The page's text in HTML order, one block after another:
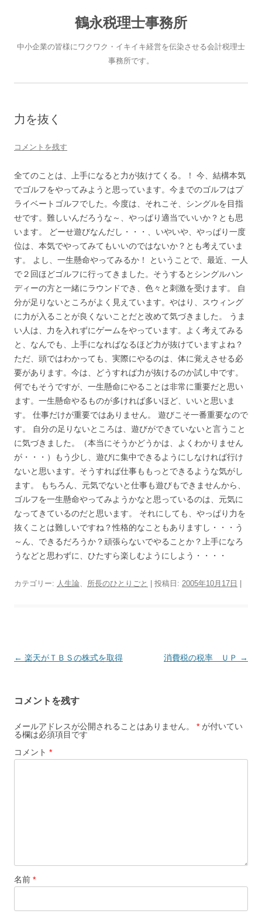
鶴永税理士事務所
中小企業の皆様にワクワク・イキイキ経営を伝染させる会計税理士
事務所です。
力を抜く
コメントを残す
全てのことは、上手になると力が抜けてくる。！ 今、結構本気
でゴルフをやってみようと思っています。今までのゴルフはプ
ライベートゴルフでした。今度は、それこそ、シングルを目指
せです。難しいんだろうな～、やっぱり適当でいいか？とも思
います。 どーせ遊びなんだし・・・、いやいや、やっぱり一度
位は、本気でやってみてもいいのではないか？とも考えていま
す。 よし、一生懸命やってみるか！ ということで、最近、一人
で２回ほどゴルフに行ってきました。そうするとシングルハン
ディーの方と一緒にラウンドでき、色々と刺激を受けます。 自
分が足りないところがよく見えています。やはり、スウィング
に力が入ることが良くないことだと改めて気づきました。 うま
い人は、力を入れずにゲームをやっています。よく考えてみる
と、なんでも、上手になればなるほど力が抜けていますよね？
ただ、頭ではわかっても、実際にやるのは、体に覚えさせる必
要があります。今は、どうすれば力が抜けるのか試し中です。
何でもそうですが、一生懸命にやることは非常に重要だと思い
ます。一生懸命やるものが多ければ多いほど、いいと思いま
す。 仕事だけが重要ではありません。 遊びこそ一番重要なので
す。 自分の足りないところは、遊びができていないと言うこと
に気づきました。（本当にそうかどうかは、よくわかりません
が・・・）もう少し、遊びに集中できるようにしなければ行け
ないと思います。そうすれば仕事ももっとできるような気がし
ます。 もちろん、元気でないと仕事も遊びもできませんから、
ゴルフを一生懸命やってみようかなと思っているのは、元気に
なってきているのだと思います。 それにしても、やっぱり力を
抜くことは難しいですね？性格的なこともありますし・・・う
～ん、できるだろうか？頑張らないでやることか？上手になろ
うなどと思わずに、ひたすら楽しむようにしよう・・・・
カテゴリー: 人生論、 所長のひとりごと | 投稿日: 2005年10月17日
投
ビ
ゲ
ー
シ
← 楽天がＴＢＳの株式を取得 消費税の税率 ＵＰ →
コメントを残す
メールアドレスが公開されることはありません。 * が付いてい
る欄は必須項目です
コメント *
名前 *